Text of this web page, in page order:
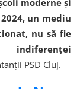
moderne și
un mediu
nu să fie
PSD Cluj.